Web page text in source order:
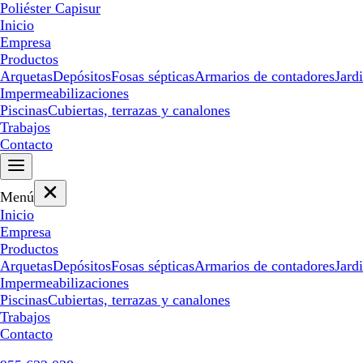
Poliéster Capisur
Inicio
Empresa
Productos
ArquetasDepósitosFosas sépticasArmarios de contadores
Impermeabilizaciones
PiscinasCubiertas, terrazas y canalones
Trabajos
Contacto
Menú
Inicio
Empresa
Productos
ArquetasDepósitosFosas sépticasArmarios de contadores
Impermeabilizaciones
PiscinasCubiertas, terrazas y canalones
Trabajos
Contacto